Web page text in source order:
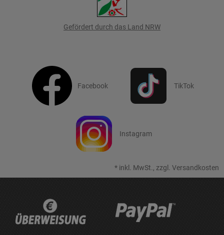
Gefördert durch das Land NRW
Facebook TikTok
Instagram
* inkl. MwSt., zzgl. Versandkosten